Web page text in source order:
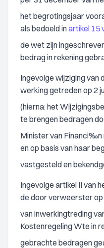
het begrotingsjaar
als bedoeld inartikel 15
de wet zijn
bedrag in rekening
Ingevolge wijziging van
werking getreden op 2
(hierna: het
te brengen bedragen
Minister van
en op basis van haar
vastgesteld en
Ingevolge artikel II van
de door verweerster
van inwerkingtreding
Kostenregeling Wte in
gebrachte bedragen